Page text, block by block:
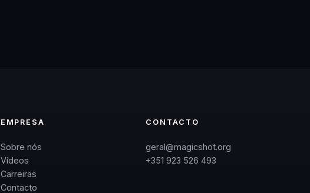
EMPRESA
Sobre nós
Vídeos
Carreiras
Contacto
CONTACTO
geral@magicshot.org
+351 923 526 493